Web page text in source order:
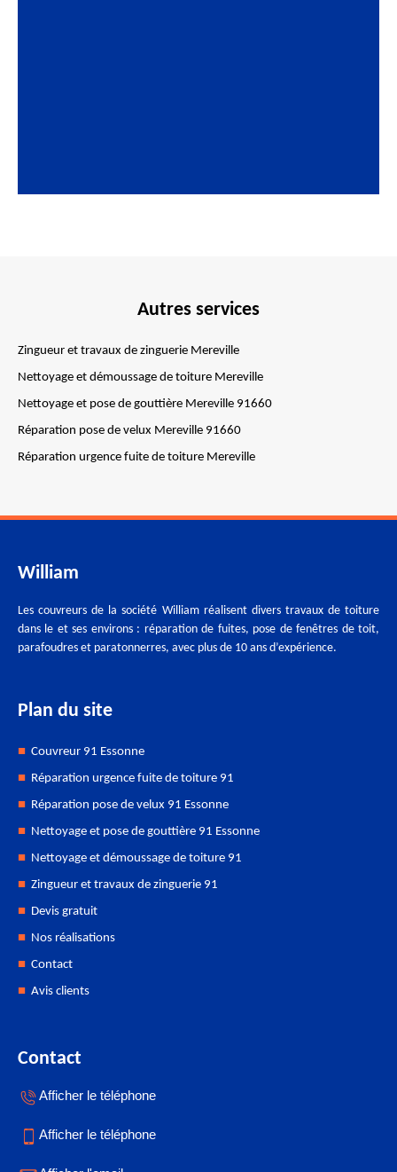
Autres services
Zingueur et travaux de zinguerie Mereville
Nettoyage et démoussage de toiture Mereville
Nettoyage et pose de gouttière Mereville 91660
Réparation pose de velux Mereville 91660
Réparation urgence fuite de toiture Mereville
William
Les couvreurs de la société William réalisent divers travaux de toiture
dans le et ses environs : réparation de fuites, pose de fenêtres de toit,
parafoudres et paratonnerres, avec plus de 10 ans d’expérience.
Plan du site
Couvreur 91 Essonne
Réparation urgence fuite de toiture 91
Réparation pose de velux 91 Essonne
Nettoyage et pose de gouttière 91 Essonne
Nettoyage et démoussage de toiture 91
Zingueur et travaux de zinguerie 91
Devis gratuit
Nos réalisations
Contact
Avis clients
Contact
Afficher le téléphone
Afficher le téléphone